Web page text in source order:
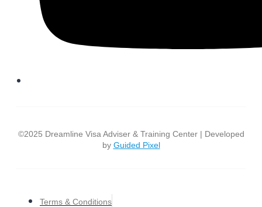
©2025 Dreamline Visa Adviser & Training Center | Developed
by Guided Pixel
Terms & Conditions